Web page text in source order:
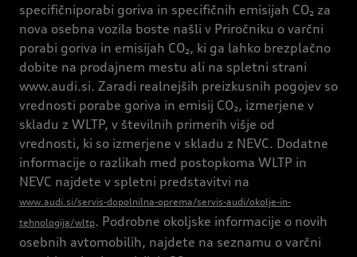
specifičniporabi goriva in specifičnih emisijah CO₂ za
nova osebna vozila boste našli v Priročniku o varčni
porabi goriva in emisijah CO₂, ki ga lahko brezplačno
dobite na prodajnem mestu ali na spletni strani
www.audi.si. Zaradi realnejših preizkusnih pogojev so
vrednosti porabe goriva in emisij CO₂, izmerjene v
skladu z WLTP, v številnih primerih višje od
vrednosti, ki so izmerjene v skladu z NEVC. Dodatne
informacije o razlikah med postopkoma WLTP in
NEVC najdete v spletni predstavitvi na
www.audi.si/servis-dopolnilna-oprema/servis-audi/okolje-in-
tehnologija/wltp. Podrobne okoljske informacije o novih
osebnih avtomobilih, najdete na seznamu o varčni